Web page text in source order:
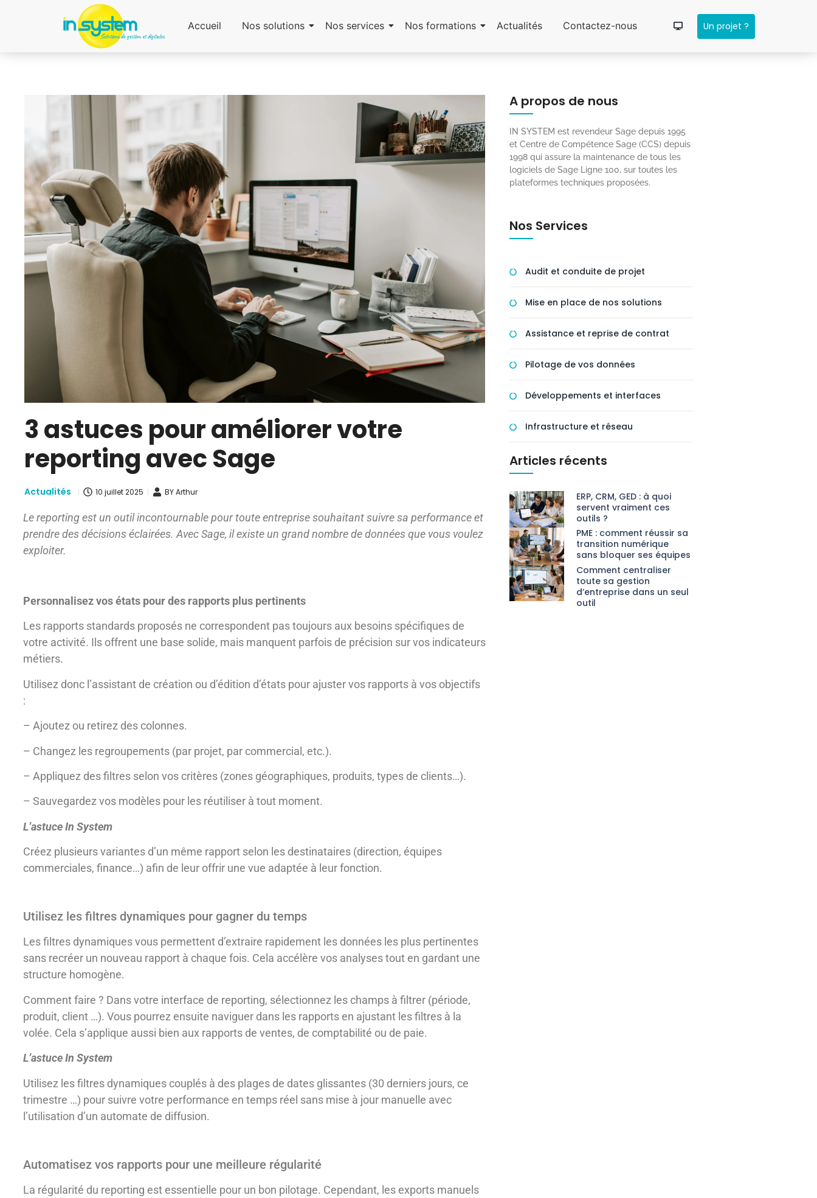
Accueil Nos solutions Nos services Nos formations Actualités Contactez-nous Un projet ?
3 astuces pour améliorer votre
reporting avec Sage
Actualités 10 juillet 2025 BYArthur
Le reporting est un outil incontournable pour toute entreprise souhaitant suivre sa performance et
prendre des décisions éclairées. Avec Sage, il existe un grand nombre de données que vous voulez
exploiter.
Personnalisez vos états pour des rapports plus pertinents
Les rapports standards proposés ne correspondent pas toujours aux besoins spécifiques de
votre activité. Ils offrent une base solide, mais manquent parfois de précision sur vos indicateurs
métiers.
Utilisez donc l’assistant de création ou d’édition d’états pour ajuster vos rapports à vos objectifs
:
– Ajoutez ou retirez des colonnes.
– Changez les regroupements (par projet, par commercial, etc.).
– Appliquez des filtres selon vos critères (zones géographiques, produits, types de clients…).
– Sauvegardez vos modèles pour les réutiliser à tout moment.
L’astuce In System
Créez plusieurs variantes d’un même rapport selon les destinataires (direction, équipes
commerciales, finance…) afin de leur offrir une vue adaptée à leur fonction.
Utilisez les filtres dynamiques pour gagner du temps
Les filtres dynamiques vous permettent d’extraire rapidement les données les plus pertinentes
sans recréer un nouveau rapport à chaque fois. Cela accélère vos analyses tout en gardant une
structure homogène.
Comment faire ? Dans votre interface de reporting, sélectionnez les champs à filtrer (période,
produit, client …). Vous pourrez ensuite naviguer dans les rapports en ajustant les filtres à la
volée. Cela s’applique aussi bien aux rapports de ventes, de comptabilité ou de paie.
L’astuce In System
Utilisez les filtres dynamiques couplés à des plages de dates glissantes (30 derniers jours, ce
trimestre …) pour suivre votre performance en temps réel sans mise à jour manuelle avec
l’utilisation d’un automate de diffusion.
Automatisez vos rapports pour une meilleure régularité
La régularité du reporting est essentielle pour un bon pilotage. Cependant, les exports manuels
A propos de nous
IN SYSTEM est revendeur Sage depuis 1995
et Centre de Compétence Sage (CCS) depuis
1998 qui assure la maintenance de tous les
logiciels de Sage Ligne 100, sur toutes les
plateformes techniques proposées.
Nos Services
Audit et conduite de projet
Mise en place de nos solutions
Assistance et reprise de contrat
Pilotage de vos données
Développements et interfaces
Infrastructure et réseau
Articles récents
ERP, CRM, GED : à quoi
servent vraiment ces
outils ?
PME : comment réussir sa
transition numérique
sans bloquer ses équipes
Comment centraliser
toute sa gestion
d’entreprise dans un seul
outil